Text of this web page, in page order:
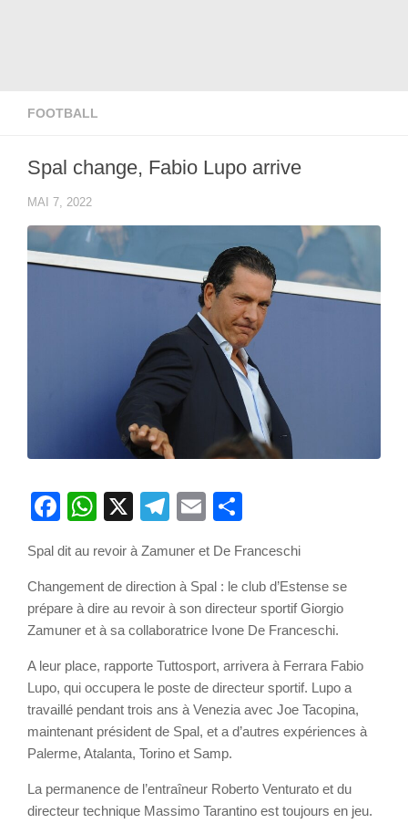
FOOTBALL
Spal change, Fabio Lupo arrive
MAI 7, 2022
Facebook
WhatsApp
X Telegram
Email
Spal dit au revoir à Zamuner et De Franceschi
Changement de direction à Spal : le club d’Estense se
prépare à dire au revoir à son directeur sportif Giorgio
Zamuner et à sa collaboratrice Ivone De Franceschi.
A leur place, rapporte Tuttosport, arrivera à Ferrara Fabio
Lupo, qui occupera le poste de directeur sportif. Lupo a
travaillé pendant trois ans à Venezia avec Joe Tacopina,
maintenant président de Spal, et a d’autres expériences à
Palerme, Atalanta, Torino et Samp.
La permanence de l’entraîneur Roberto Venturato et du
directeur technique Massimo Tarantino est toujours en jeu.